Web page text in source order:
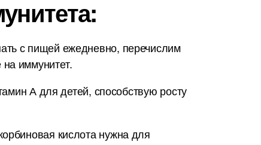
с пищей ежедневно, перечислим
иммунитет.
А для детей, способствую росту
кислота нужна для